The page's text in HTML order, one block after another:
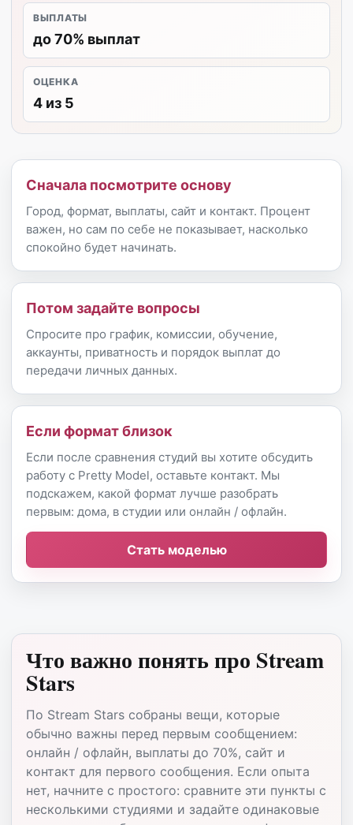
ВЫПЛАТЫ
до 70% выплат
ОЦЕНКА
4 из 5
Сначала посмотрите основу
Город, формат, выплаты, сайт и контакт. Процент
важен, но сам по себе не показывает, насколько
спокойно будет начинать.
Потом задайте вопросы
Спросите про график, комиссии, обучение,
аккаунты, приватность и порядок выплат до
передачи личных данных.
Если формат близок
Если после сравнения студий вы хотите обсудить
работу с Pretty Model, оставьте контакт. Мы
подскажем, какой формат лучше разобрать
первым: дома, в студии или онлайн / офлайн.
Стать моделью
Что важно понять про Stream
Stars
По Stream Stars собраны вещи, которые
обычно важны перед первым сообщением:
онлайн / офлайн, выплаты до 70%, сайт и
контакт для первого сообщения. Если опыта
нет, начните с простого: сравните эти пункты с
несколькими студиями и задайте одинаковые